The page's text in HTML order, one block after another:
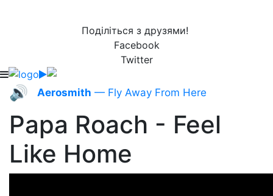
Поділіться з друзями!
Facebook
Twitter
🔊 Aerosmith — Fly Away From Here
Papa Roach - Feel
Like Home